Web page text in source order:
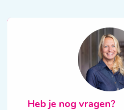
Heb je nog vragen?